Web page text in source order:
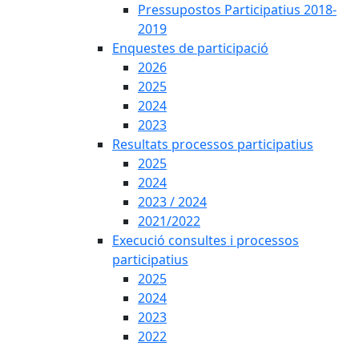
Pressupostos Participatius 2018-
2019
Enquestes de participació
2026
2025
2024
2023
Resultats processos participatius
2025
2024
2023 / 2024
2021/2022
Execució consultes i processos
participatius
2025
2024
2023
2022